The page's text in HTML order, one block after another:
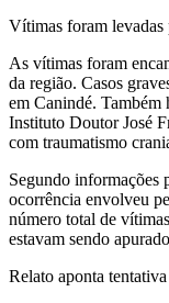
Vítimas foram levadas
As vítimas foram
da região. Casos
em Canindé. Também
Instituto Doutor José
com traumatismo
Segundo informações
ocorrência envolveu
número total de
estavam sendo
Relato aponta